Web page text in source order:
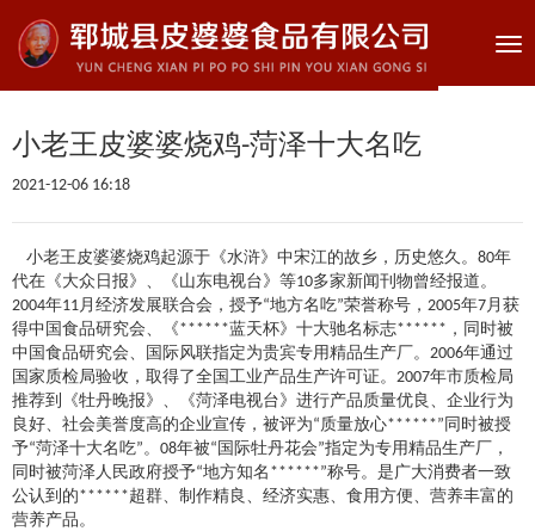
小老王皮婆婆烧鸡-菏泽十大名吃
2021-12-06 16:18
小老王皮婆婆烧鸡起源于《水浒》中宋江的故乡，历史悠久。80年
代在《大众日报》、《山东电视台》等10多家新闻刊物曾经报道。
2004年11月经济发展联合会，授予“地方名吃”荣誉称号，2005年7月获
得中国食品研究会、《******蓝天杯》十大驰名标志******，同时被
中国食品研究会、国际风联指定为贵宾专用精品生产厂。2006年通过
国家质检局验收，取得了全国工业产品生产许可证。2007年市质检局
推荐到《牡丹晚报》、《菏泽电视台》进行产品质量优良、企业行为
良好、社会美誉度高的企业宣传，被评为“质量放心******”同时被授
予“菏泽十大名吃”。08年被“国际牡丹花会”指定为专用精品生产厂，
同时被菏泽人民政府授予“地方知名******”称号。是广大消费者一致
公认到的******超群、制作精良、经济实惠、食用方便、营养丰富的
营养产品。